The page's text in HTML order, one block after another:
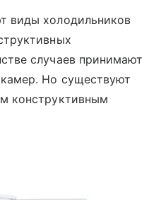
виды холодильников
случаев принимают
Но существуют
конструктивным